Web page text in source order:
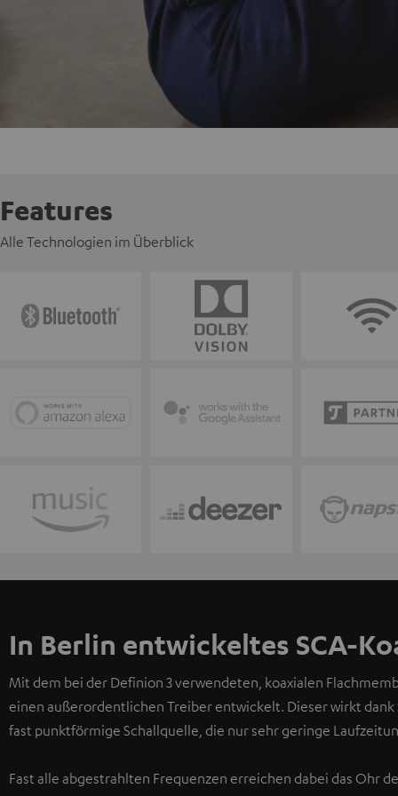
Features
Alle Technologien im Überblick
In Berlin entwickeltes SCA-
Mit dem bei der Definion 3 verwendeten, koaxialen
einen außerordentlichen Treiber entwickelt. Dieser wirkt dank
fast punktförmige Schallquelle, die nur sehr geringe
Fast alle abgestrahlten Frequenzen erreichen dabei das Ohr